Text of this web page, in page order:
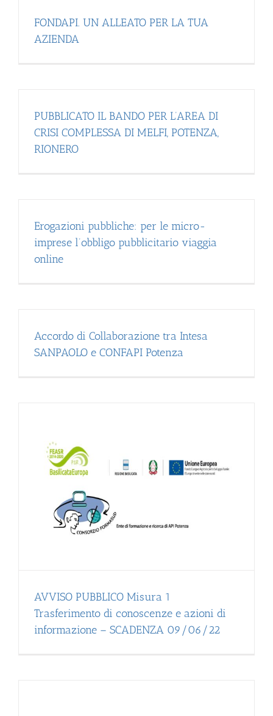
FONDAPI. UN ALLEATO PER LA TUA
AZIENDA
PUBBLICATO IL BANDO PER L’AREA DI
CRISI COMPLESSA DI MELFI, POTENZA,
RIONERO
Erogazioni pubbliche: per le micro-
imprese l’obbligo pubblicitario viaggia
online
Accordo di Collaborazione tra Intesa
SANPAOLO e CONFAPI Potenza
AVVISO PUBBLICO Misura 1
Trasferimento di conoscenze e azioni di
informazione – SCADENZA 09/06/22